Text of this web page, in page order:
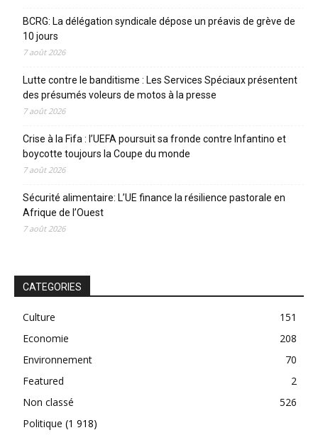
BCRG: La délégation syndicale dépose un préavis de grève de
10 jours
7 août 2026
Lutte contre le banditisme : Les Services Spéciaux présentent
des présumés voleurs de motos à la presse
7 août 2026
Crise à la Fifa : l’UEFA poursuit sa fronde contre Infantino et
boycotte toujours la Coupe du monde
7 août 2026
Sécurité alimentaire: L’UE finance la résilience pastorale en
Afrique de l’Ouest
7 août 2026
CATEGORIES
Culture
151
Economie
208
Environnement
70
Featured
2
Non classé
526
Politique (1 918)